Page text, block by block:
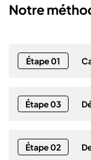
Notre
Étape 01
Étape 03
Étape 02